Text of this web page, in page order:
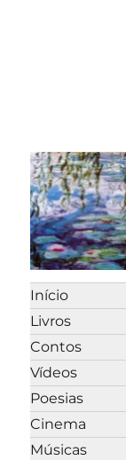
Início
Livros
Contos
Vídeos
Poesias
Cinema
Músicas